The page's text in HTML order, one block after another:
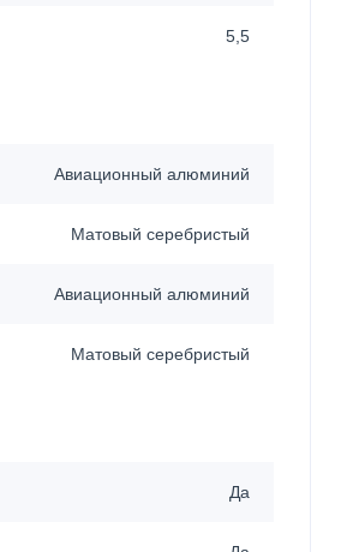
5,5
Авиационный алюминий
Матовый серебристый
Авиационный алюминий
Матовый серебристый
Да